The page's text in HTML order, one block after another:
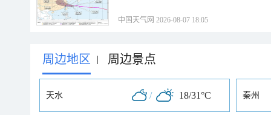
中国天气网 2026-08-07 18:05
周边地区 | 周边景点
天水 / 18/31°C 秦州